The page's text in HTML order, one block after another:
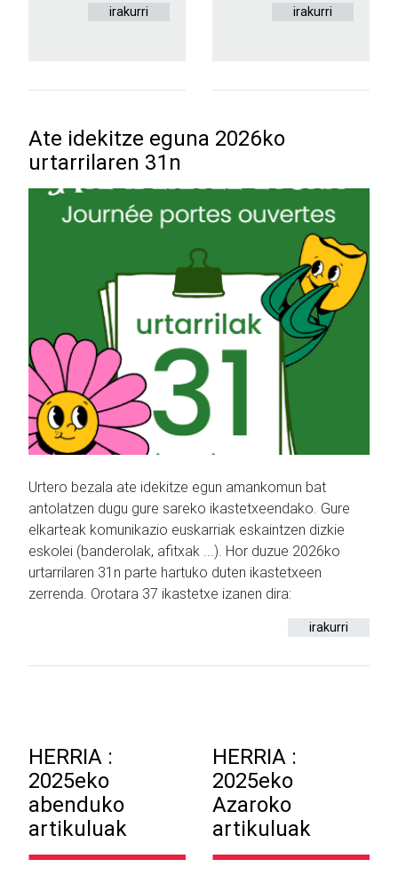
irakurri irakurri
Ate idekitze eguna 2026ko
urtarrilaren 31n
Urtero bezala ate idekitze egun amankomun bat
antolatzen dugu gure sareko ikastetxeendako. Gure
elkarteak komunikazio euskarriak eskaintzen dizkie
eskolei (banderolak, afitxak ...). Hor duzue 2026ko
urtarrilaren 31n parte hartuko duten ikastetxeen
zerrenda. Orotara 37 ikastetxe izanen dira:
irakurri
HERRIA :
2025eko
abenduko
artikuluak
HERRIA :
2025eko
Azaroko
artikuluak